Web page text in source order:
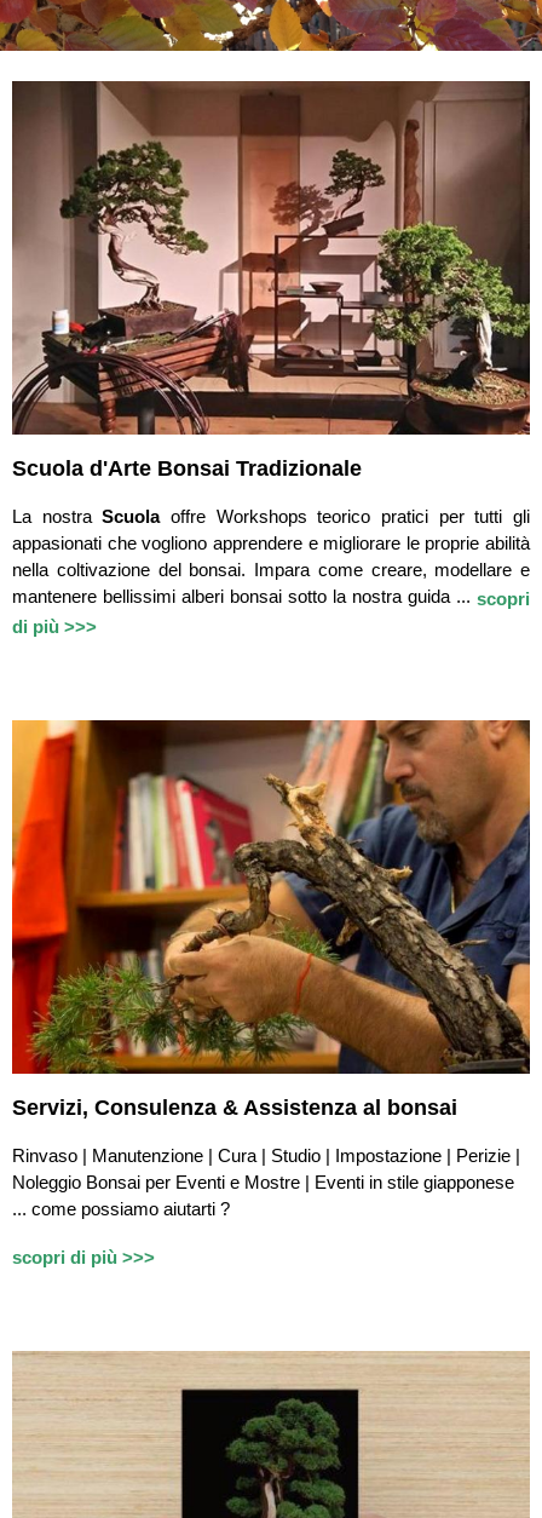
Scuola d'Arte Bonsai Tradizionale
La nostraScuolaoffre Workshops teorico pratici per tutti gli
appasionati che vogliono apprendere e migliorare le proprie abilità
nella coltivazione del bonsai. Impara come creare, modellare e
mantenere bellissimi alberi bonsai sotto la nostra guida ... scopri
di più >>>
Servizi, Consulenza & Assistenza al bonsai
Rinvaso | Manutenzione | Cura | Studio | Impostazione | Perizie |
Noleggio Bonsai per Eventi e Mostre | Eventi in stile giapponese
... come possiamo aiutarti ?
scopri di più >>>